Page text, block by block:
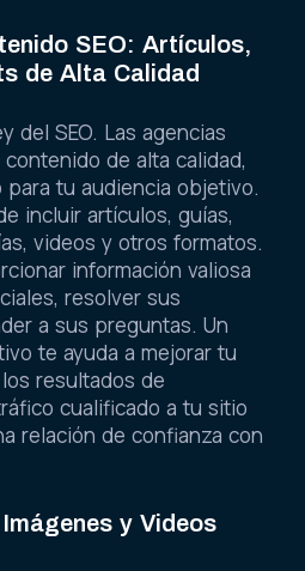
SEO: Artículos,
de Alta Calidad
del SEO. Las agencias
contenido de alta calidad,
tu audiencia objetivo.
incluir artículos, guías,
videos y otros formatos.
información valiosa
resolver sus
a sus preguntas. Un
te ayuda a mejorar tu
resultados de
cualificado a tu sitio
relación de confianza con
y Videos